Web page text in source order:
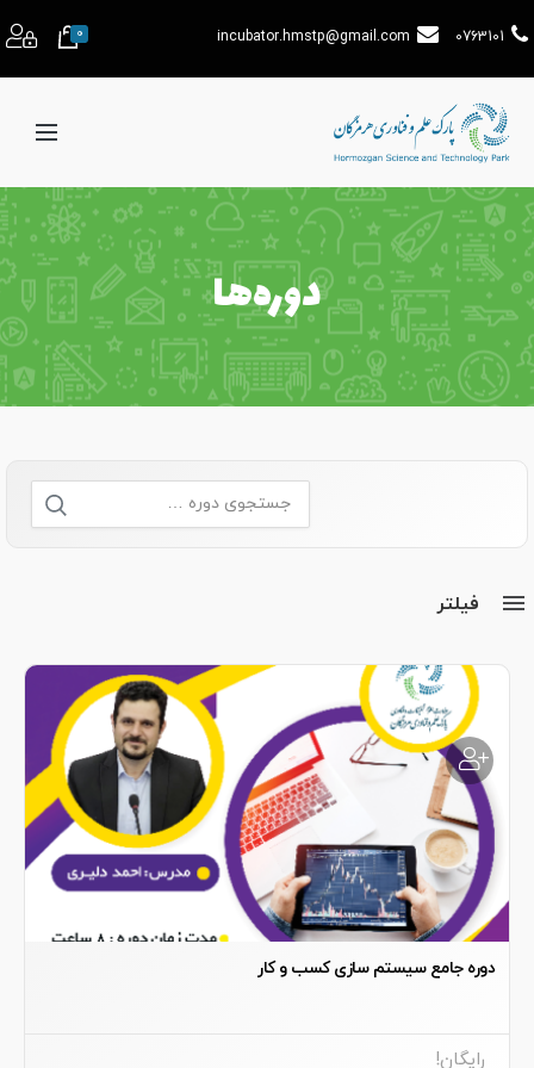
0763101
incubator.hmstp@gmail.com
0
دوره‌ها
جستجو
برای:
فیلتر
دوره جامع سیستم سازی کسب و کار
رایگان!